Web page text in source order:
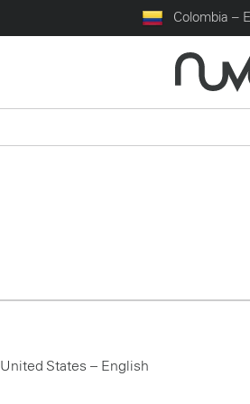
Colombia –
United States – English